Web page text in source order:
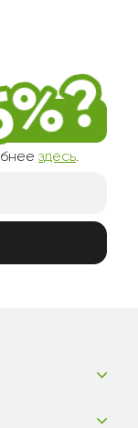
здесь.